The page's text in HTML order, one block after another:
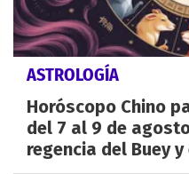
ASTROLOGÍA
Horóscopo Chino
del 7 al 9 de
regencia del Buey